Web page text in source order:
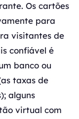
Os cartões
para
visitantes de
confiável é
banco ou
taxas de
alguns
virtual com